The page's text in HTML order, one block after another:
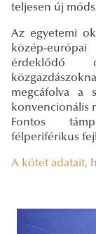
teljesen új
Az egyetemi
közép-
érdeklődő
megcáfolva a
konvencionális
Fontos
félperiférikus
A kötet adatait,